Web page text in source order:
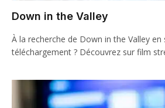
Down in the Valley
À la recherche de Down in the Valley
téléchargement ? Découvrez sur film